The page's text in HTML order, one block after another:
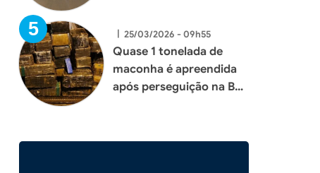
| 25/03/2026 - 09h55
Quase 1 tonelada de
maconha é apreendida
após perseguição na BR-